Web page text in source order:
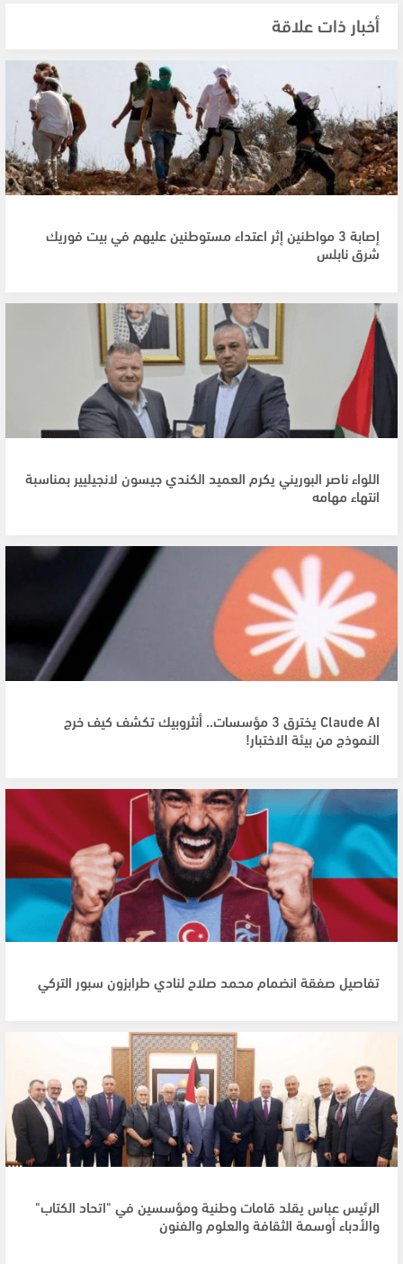
أخبار ذات علاقة
إصابة 3 مواطنين إثر اعتداء مستوطنين عليهم في بيت فوريك
شرق نابلس
اللواء ناصر البوريني يكرم العميد الكندي جيسون لانجيليير بمناسبة
انتهاء مهامه
Claude AI يخترق 3 مؤسسات.. أنثروبيك تكشف كيف خرج
النموذج من بيئة الاختبار!
تفاصيل صفقة انضمام محمد صلاح لنادي طرابزون سبور التركي
الرئيس عباس يقلد قامات وطنية ومؤسسين في "اتحاد الكتاب"
والأدباء أوسمة الثقافة والعلوم والفنون